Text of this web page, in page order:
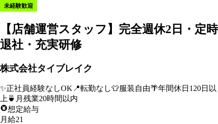
未経験歓迎
【店舗運営スタッフ】完全週休2日・定時
退社・充実研修
株式会社タイブレイク
✨正社員経験なしOK📍転勤なし👕服装自由🌴年間休日120日以
上🍵 月残業20時間以内
想定給与
月給21